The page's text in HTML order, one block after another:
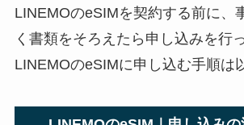
LINEMOのeSIMを契約する前に、
く書類をそろえたら申し込みを行
LINEMOのeSIMに申し込む手順は